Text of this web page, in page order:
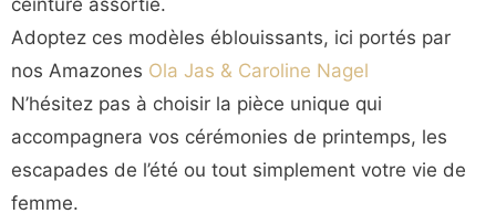
ceinture assortie.
Adoptez ces modèles éblouissants, ici portés par
nos Amazones Ola Jas & Caroline Nagel
N’hésitez pas à choisir la pièce unique qui
accompagnera vos cérémonies de printemps, les
escapades de l’été ou tout simplement votre vie de
femme.